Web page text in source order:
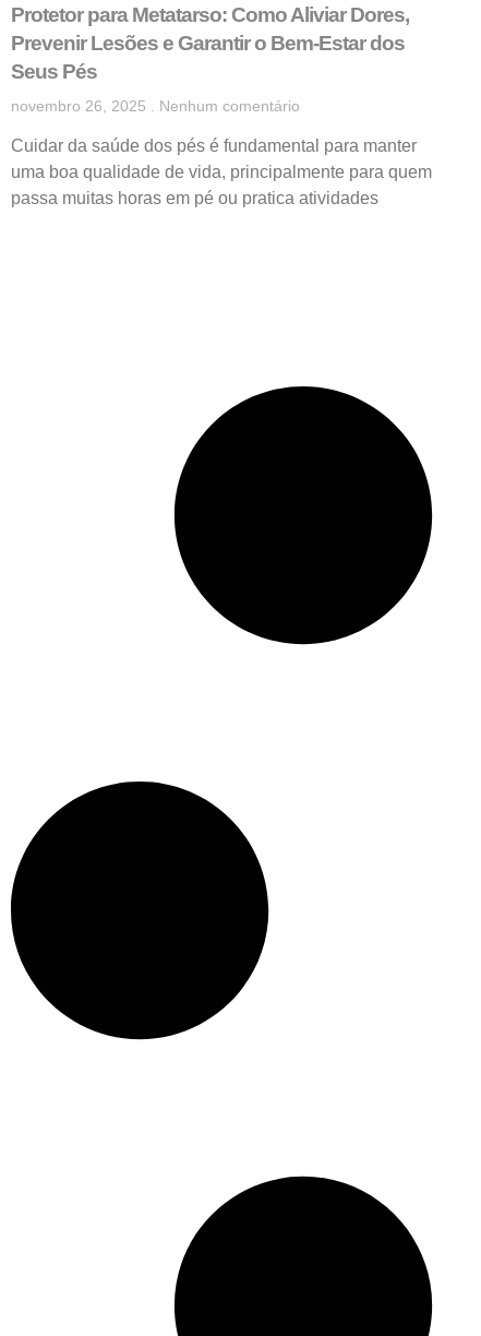
Protetor para Metatarso: Como Aliviar Dores,
Prevenir Lesões e Garantir o Bem-Estar dos
Seus Pés
novembro 26, 2025 Nenhum comentário
Cuidar da saúde dos pés é fundamental para manter
uma boa qualidade de vida, principalmente para quem
passa muitas horas em pé ou pratica atividades